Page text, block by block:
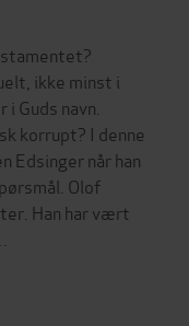
ikke minst i
Guds navn.
korrupt? I denne
Edsinger når han
Olof
Han har vært